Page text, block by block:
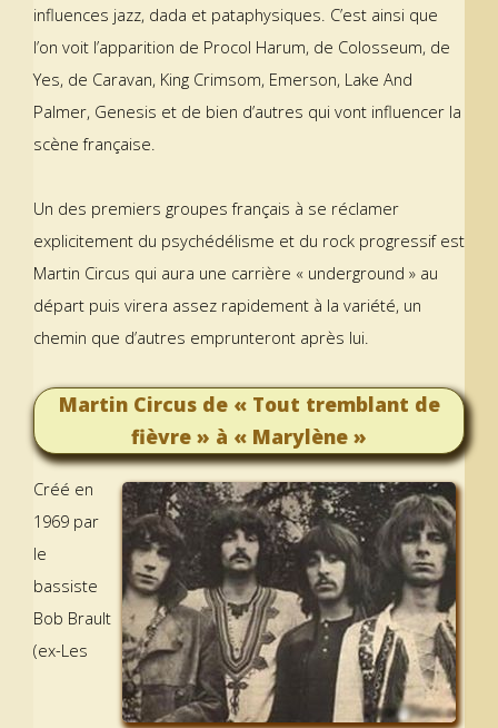
influences jazz, dada et pataphysiques. C’est ainsi que
l’on voit l’apparition de Procol Harum, de Colosseum, de
Yes, de Caravan, King Crimsom, Emerson, Lake And
Palmer, Genesis et de bien d’autres qui vont influencer la
scène française.
Un des premiers groupes français à se réclamer
explicitement du psychédélisme et du rock progressif est
Martin Circus qui aura une carrière « underground » au
départ puis virera assez rapidement à la variété, un
chemin que d’autres emprunteront après lui.
Martin Circus de « Tout tremblant de
fièvre » à « Marylène »
Créé en
1969 par
le
bassiste
Bob Brault
(ex-Les